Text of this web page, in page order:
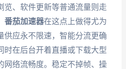
览、软件更新等普通流量则走
番茄加速器在这点上做得尤为
供应永不限速，智能分流更确
时在后台开着直播或下载大型
网络流畅度。稳定不掉帧、操